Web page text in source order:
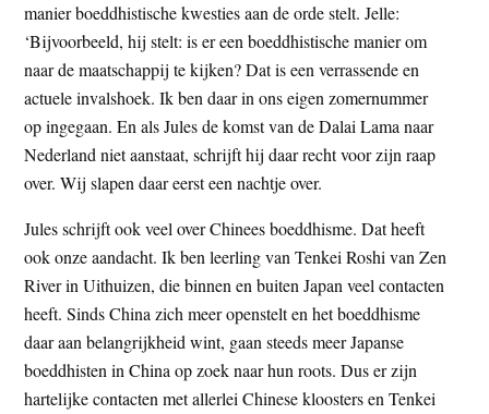
manier boeddhistische kwesties aan de orde stelt. Jelle:
‘Bijvoorbeeld, hij stelt: is er een boeddhistische manier om
naar de maatschappij te kijken? Dat is een verrassende en
actuele invalshoek. Ik ben daar in ons eigen zomernummer
op ingegaan. En als Jules de komst van de Dalai Lama naar
Nederland niet aanstaat, schrijft hij daar recht voor zijn raap
over. Wij slapen daar eerst een nachtje over.
Jules schrijft ook veel over Chinees boeddhisme. Dat heeft
ook onze aandacht. Ik ben leerling van Tenkei Roshi van Zen
River in Uithuizen, die binnen en buiten Japan veel contacten
heeft. Sinds China zich meer openstelt en het boeddhisme
daar aan belangrijkheid wint, gaan steeds meer Japanse
boeddhisten in China op zoek naar hun roots. Dus er zijn
hartelijke contacten met allerlei Chinese kloosters en Tenkei